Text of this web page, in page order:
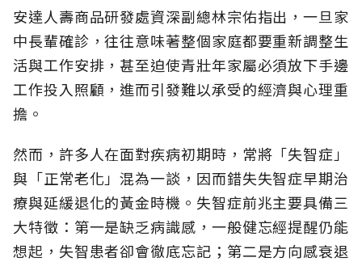
安達人壽商品研發處資深副總林宗佑指出，一旦家
中長輩確診，往往意味著整個家庭都要重新調整生
活與工作安排，甚至迫使青壯年家屬必須放下手邊
工作投入照顧，進而引發難以承受的經濟與心理重
擔。
然而，許多人在面對疾病初期時，常將「失智症」
與「正常老化」混為一談，因而錯失失智症早期治
療與延緩退化的黃金時機。失智症前兆主要具備三
大特徵：第一是缺乏病識感，一般健忘經提醒仍能
想起，失智患者卻會徹底忘記；第二是方向感衰退